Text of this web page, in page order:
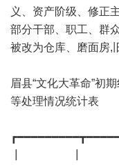
义、资产阶级、修正
部分干部、职工、群
被改为仓库、磨面房,
眉县“文化大革命”初
等处理情况统计表
┃ ┃ ┃